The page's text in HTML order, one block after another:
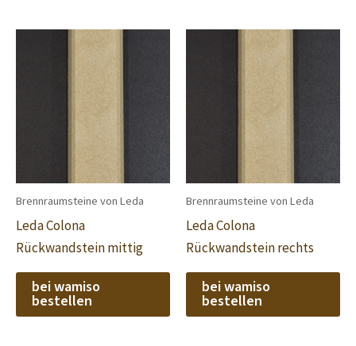
Brennraumsteine von Leda
Leda Colona
Rückwandstein mittig
bei wamiso
bestellen
Brennraumsteine von Leda
Leda Colona
Rückwandstein rechts
bei wamiso
bestellen